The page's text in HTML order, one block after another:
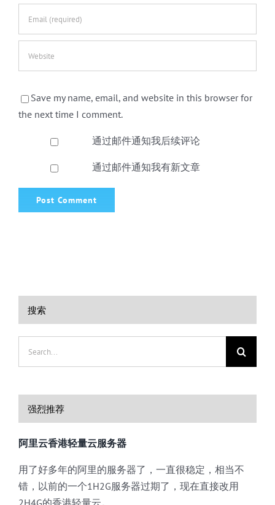
Save my name, email, and website in this browser for
the next time I comment.
通过邮件通知我后续评论
通过邮件通知我有新文章
搜索
强烈推荐
阿里云香港轻量云服务器
用了好多年的阿里的服务器了，一直很稳定，相当不
错，以前的一个1H2G服务器过期了，现在直接改用